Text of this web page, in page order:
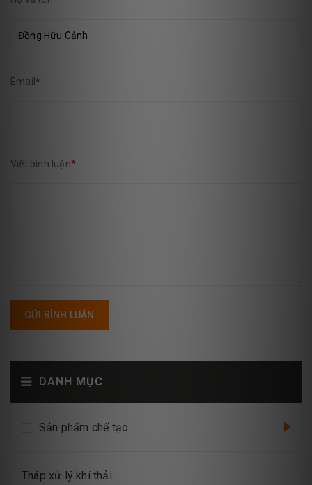
DANH MỤC
Sản phẩm chế tạo
Tháp xử lý khí thải
Email*
Viết bình luận*
GỬI BÌNH LUẬN